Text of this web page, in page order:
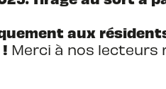
aux
Merci à nos lecteurs